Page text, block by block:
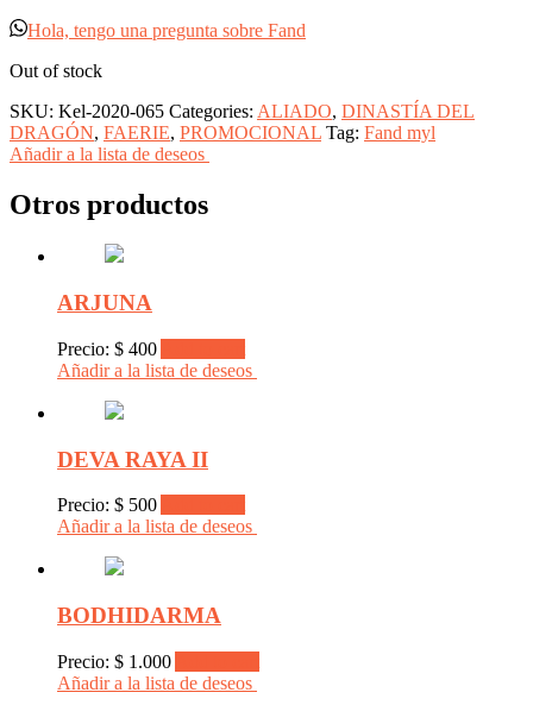
Hola, tengo una pregunta sobre Fand
Out of stock
SKU: Kel-2020-065 Categories: ALIADO, DINASTÍA DEL
DRAGÓN, FAERIE, PROMOCIONAL Tag: Fand myl
Añadir a la lista de deseos
Otros productos
ARJUNA
Precio: $ 400
Añadir a la lista de deseos
DEVA RAYA II
Precio: $ 500
Añadir a la lista de deseos
BODHIDARMA
Precio: $ 1.000
Añadir a la lista de deseos